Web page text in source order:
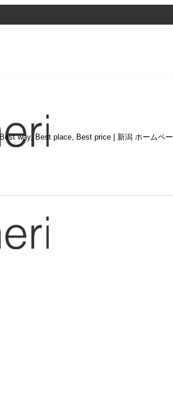
Best way, Best place, Best price | 新潟 ホームペ